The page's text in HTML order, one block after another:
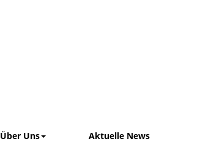
Über Uns Aktuelle News